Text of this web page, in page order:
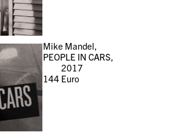
Mike Mandel,
PEOPLE IN CARS,
2017
144Euro